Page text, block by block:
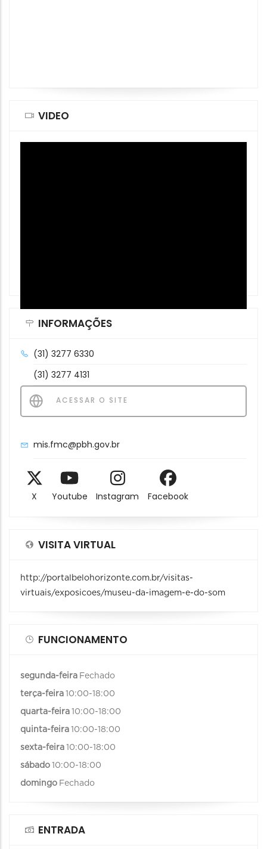
VIDEO
INFORMAÇÕES
(31) 3277 6330
(31) 3277 4131
ACESSAR O SITE
mis.fmc@pbh.gov.br
X Youtube Instagram Facebook
VISITA VIRTUAL
http://portalbelohorizonte.com.br/visitas-
virtuais/exposicoes/museu-da-imagem-e-do-som
FUNCIONAMENTO
segunda-feira Fechado
terça-feira 10:00-18:00
quarta-feira 10:00-18:00
quinta-feira 10:00-18:00
sexta-feira 10:00-18:00
sábado 10:00-18:00
domingo Fechado
ENTRADA